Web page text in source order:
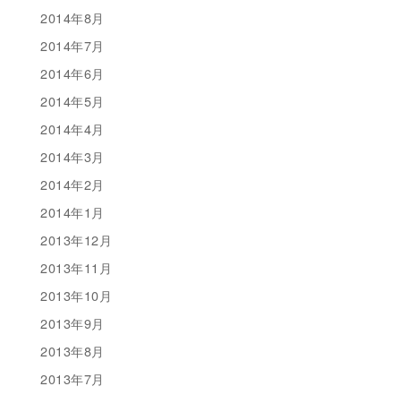
2014年8月
2014年7月
2014年6月
2014年5月
2014年4月
2014年3月
2014年2月
2014年1月
2013年12月
2013年11月
2013年10月
2013年9月
2013年8月
2013年7月